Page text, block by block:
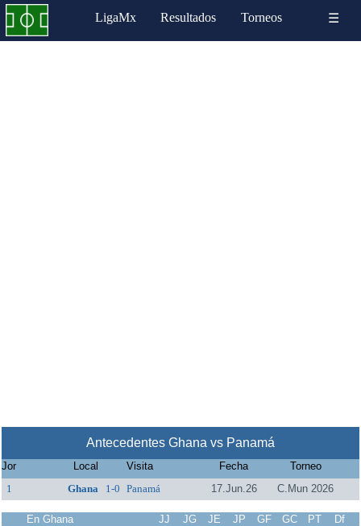
LigaMx Resultados Torneos ☰
Antecedentes Ghana vs Panamá
Jor Local Visita Fecha
Torneo
1
Ghana 1-0 Panamá 17.Jun.26 C.Mun 2026
En Ghana JJ JG JE JP GF GC PT
Df